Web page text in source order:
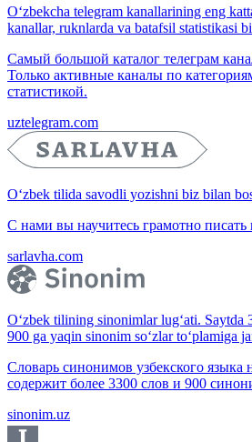
O‘zbekcha telegram kanallarining eng
kanallar, ruknlarda va batafsil statistikasi
Самый большой каталог телеграм
Только активные каналы по
статистикой.
uztelegram.com
O‘zbek tilida savodli yozishni biz bilan
С нами вы научитесь грамотно писать
sarlavha.com
O‘zbek tilining sinonimlar lug‘ati. Saytda
900 ga yaqin sinonim so‘zlar to‘plamiga
Словарь синонимов узбекского языка
содержит более 3300 слов и 900
sinonim.uz